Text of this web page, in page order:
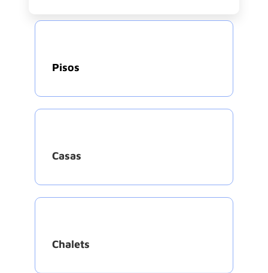
Pisos
Casas
Chalets